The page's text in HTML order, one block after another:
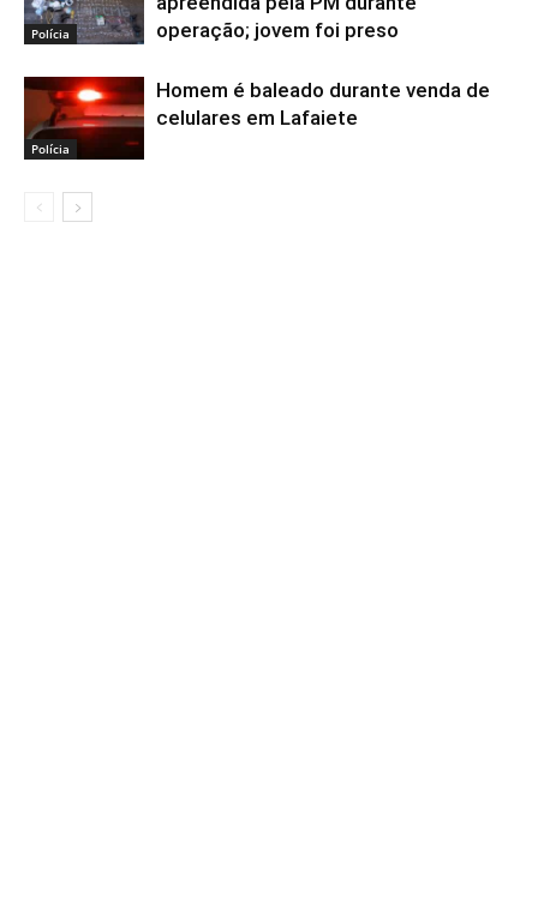
Polícia
operação; jovem foi preso
Polícia
Homem é baleado durante venda de
celulares em Lafaiete